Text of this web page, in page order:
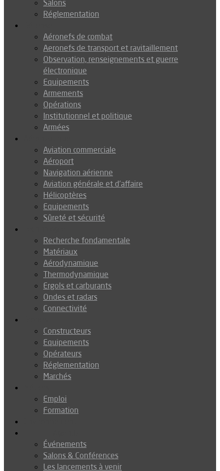
Salons
Réglementation
Aéronefs de combat
Aeronefs de transport et ravitaillement
Observation, renseignements et guerre
électronique
Equipements
Armements
Opérations
Institutionnel et politique
Armées
Aviation commerciale
Aéroport
Navigation aérienne
Aviation générale et d’affaire
Hélicoptères
Equipements
Sûreté et sécurité
Recherche fondamentale
Matériaux
Aérodynamique
Thermodynamique
Ergols et carburants
Ondes et radars
Connectivité
Constructeurs
Equipements
Opérateurs
Réglementation
Marchés
Emploi
Formation
Événements
Salons & Conférences
Les lancements à venir